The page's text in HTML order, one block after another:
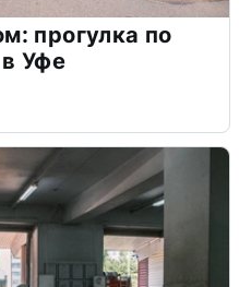
прогулка по
Уфе